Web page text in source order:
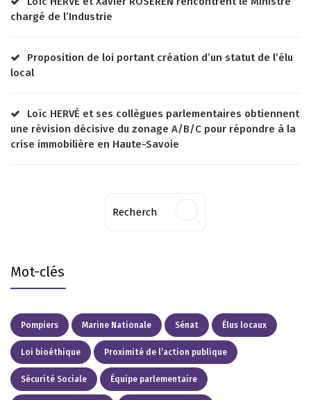
chargé de l’Industrie
Proposition de loi portant création d’un statut de l’élu
local
Loïc HERVÉ et ses collègues parlementaires obtiennent
une révision décisive du zonage A/B/C pour répondre à la
crise immobilière en Haute-Savoie
Mot-clés
Pompiers Marine Nationale Sénat Élus locaux
Loi bioéthique Proximité de l’action publique
Sécurité Sociale Équipe parlementaire